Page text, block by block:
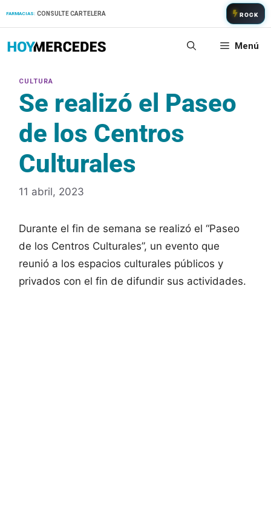
FARMACIAS: CONSULTE CARTELERA ROCK
Menú
Se realizó el Paseo
de los Centros
Culturales
11 abril, 2023
Durante el fin de semana se realizó el “Paseo
de los Centros Culturales”, un evento que
reunió a los espacios culturales públicos y
privados con el fin de difundir sus actividades.